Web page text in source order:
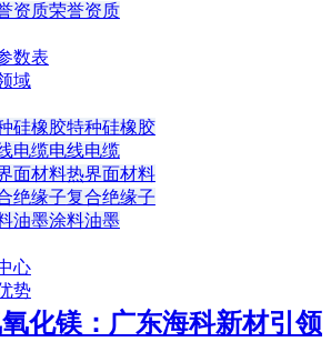
荣誉资质
数表
域
特种硅橡胶
电线电缆
热界面材料
复合绝缘子
涂料油墨
心
势
化镁：广东海科新材引领